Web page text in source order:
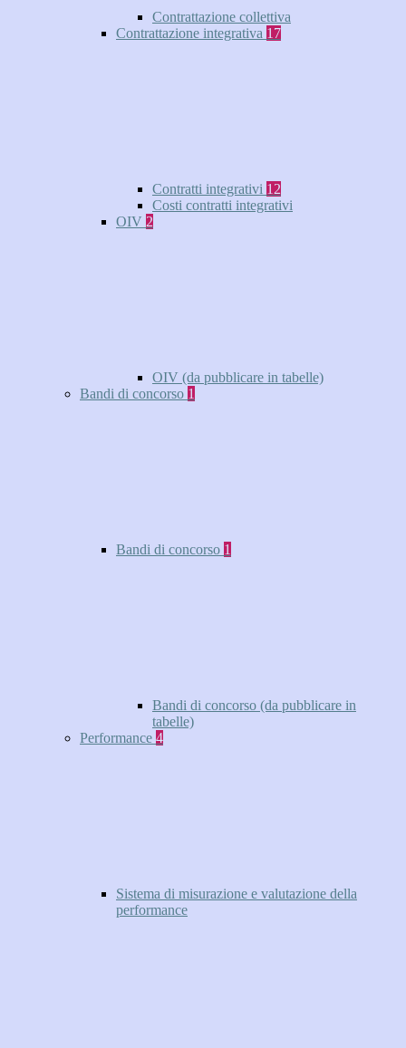
Contrattazione collettiva
Contrattazione integrativa 17
Contratti integrativi 12
Costi contratti integrativi
OIV 2
OIV (da pubblicare in tabelle)
Bandi di concorso 1
Bandi di concorso 1
Bandi di concorso (da pubblicare in
tabelle)
Performance 4
Sistema di misurazione e valutazione della
performance